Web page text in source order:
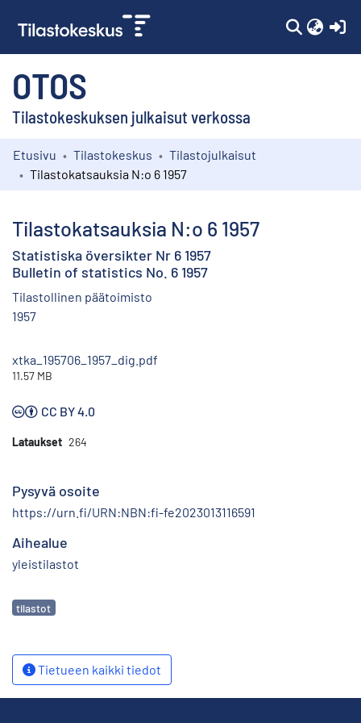
OTOS
Tilastokeskuksen julkaisut verkossa
Kokoelmat
Etusivu Tilastokeskus
Tilastojulkaisut
Tilastokatsauksia N:o 6 1957
Tilastokatsauksia N:o 6 1957
Statistiska översikter Nr 6 1957
Bulletin of statistics No. 6 1957
Tilastollinen päätoimisto
1957
xtka_195706_1957_dig.pdf
11.57 MB
CC BY 4.0
Lataukset 264
Pysyvä osoite
https://urn.fi/URN:NBN:fi-fe2023013116591
Aihealue
yleistilastot
Avainsanat
tilastot
Tietueen kaikki tiedot